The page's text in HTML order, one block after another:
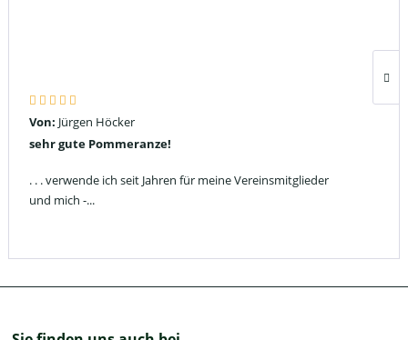
Von: Jürgen Höcker
sehr gute Pommeranze!
. . . verwende ich seit Jahren für meine Vereinsmitglieder
und mich -...